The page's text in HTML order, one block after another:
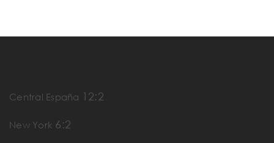
Central España 12:2
New York 6:2